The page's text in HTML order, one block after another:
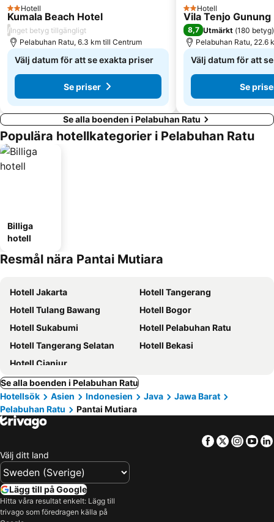
2 Stjärnor
Hotell
Kumala Beach Hotel
/Inget betyg tillgängligt
Pelabuhan Ratu, 6.3 km till Centrum
Välj datum för att se exakta priser
Se priser
2 Stjärnor
Hotell
Vila Tenjo Gunung
8,7 Utmärkt (180 betyg)
Pelabuhan Ratu, 22.6
Välj datum för att
Se
Se alla boenden i Pelabuhan Ratu
Populära hotellkategorier i Pelabuhan Ratu
Billiga
hotell
Resmål nära Pantai Mutiara
Hotell Jakarta
Hotell Tangerang
Hotell Tulang Bawang
Hotell Bogor
Hotell Sukabumi
Hotell Pelabuhan Ratu
Hotell Tangerang Selatan
Hotell Bekasi
Hotell Cianjur
Se alla boenden i Pelabuhan Ratu
Hotellsök
Asien Indonesien Java
Jawa Barat
Pelabuhan Ratu
Pantai Mutiara
Facebook
Twitter
Välj ditt land
Lägg till på Google
Hitta våra resultat enkelt: Lägg till
trivago som föredragen källa på